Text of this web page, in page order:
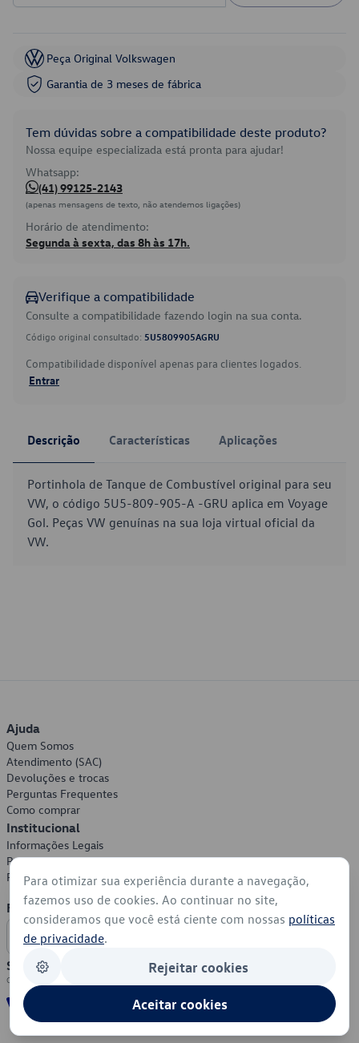
Peça Original Volkswagen
Garantia de 3 meses de fábrica
Tem dúvidas sobre a compatibilidade deste produto?
Nossa equipe especializada está pronta para ajudar!
Whatsapp:
(41) 99125-2143
(apenas mensagens de texto, não atendemos ligações)
Horário de atendimento:
Segunda à sexta, das 8h às 17h.
Verifique a compatibilidade
Consulte a compatibilidade fazendo login na sua conta.
Código original consultado: 5U5809905AGRU
Compatibilidade disponível apenas para clientes logados.
Entrar
Descrição Características Aplicações
Portinhola de Tanque de Combustível original para seu
VW, o código 5U5-809-905-A -GRU aplica em Voyage
Gol. Peças VW genuínas na sua loja virtual oficial da
VW.
Ajuda
Quem Somos
Atendimento (SAC)
Devoluções e trocas
Perguntas Frequentes
Como comprar
Institucional
Informações Legais
Política de Privacidade
Política de Cookies
Formas de Pagamento
Segurança
Para otimizar sua experiência durante a navegação,
fazemos uso de cookies. Ao continuar no site,
consideramos que você está ciente com nossas políticas
de privacidade.
Rejeitar cookies
Aceitar cookies